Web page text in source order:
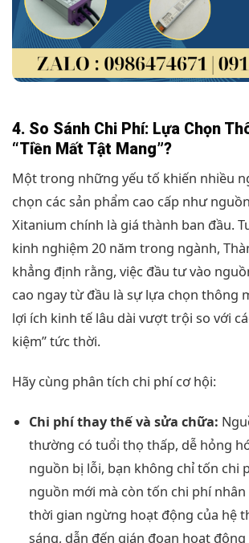
4. So Sánh Chi Phí: Lựa Chọn
“Tiền Mất Tật Mang”?
Một trong những yếu tố khiến nhiều
chọn các sản phẩm cao cấp như
Xitanium chính là giá thành ban đầu.
kinh nghiệm 20 năm trong ngành,
khẳng định rằng, việc đầu tư vào
cao ngay từ đầu là sự lựa chọn thông
lợi ích kinh tế lâu dài vượt trội so với
kiệm” tức thời.
Hãy cùng phân tích chi phí cơ hội:
Chi phí thay thế và sửa chữa:
thường có tuổi thọ thấp, dễ hỏng
nguồn bị lỗi, bạn không chỉ tốn chi
nguồn mới mà còn tốn chi phí nhân
thời gian ngừng hoạt động của hệ
sáng, dẫn đến gián đoạn hoạt